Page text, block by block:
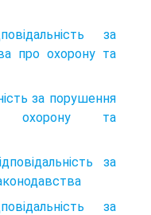
за
про охорону та
за порушення
охорону та
за
за